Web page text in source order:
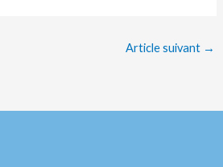
Article suivant →